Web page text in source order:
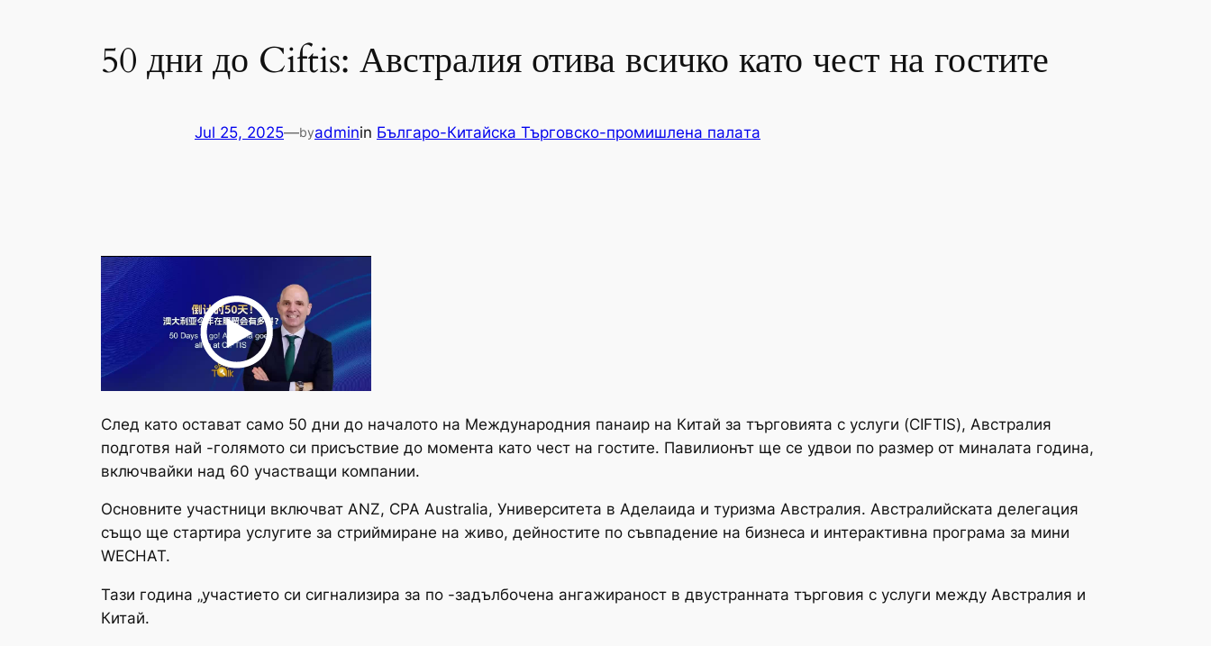
50 дни до Ciftis: Австралия отива всичко като чест на гостите
Jul 25, 2025—byadminin Българо-Китайска Търговско-промишлена палaта
След като остават само 50 дни до началото на Международния панаир на Китай за търговията с услуги (CIFTIS), Австралия
подготвя най -голямото си присъствие до момента като чест на гостите. Павилионът ще се удвои по размер от миналата година,
включвайки над 60 участващи компании.
Основните участници включват ANZ, CPA Australia, Университета в Аделаида и туризма Австралия. Австралийската делегация
също ще стартира услугите за стриймиране на живо, дейностите по съвпадение на бизнеса и интерактивна програма за мини
WECHAT.
Тази година „участието си сигнализира за по -задълбочена ангажираност в двустранната търговия с услуги между Австралия и
Китай.